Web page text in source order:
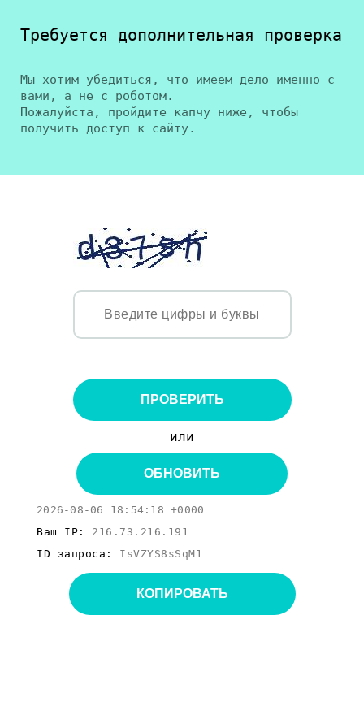
Требуется дополнительная проверка
Мы хотим убедиться, что имеем дело именно с
вами, а не с роботом.
Пожалуйста, пройдите капчу ниже, чтобы
получить доступ к сайту.
ПРОВЕРИТЬ
или
ОБНОВИТЬ
2026-08-06 18:54:18 +0000
Ваш IP: 216.73.216.191
ID запроса: IsVZYS8sSqM1
КОПИРОВАТЬ